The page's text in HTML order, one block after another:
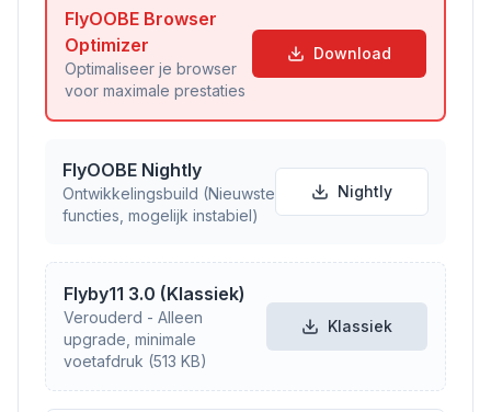
FlyOOBE Browser
Optimizer
Optimaliseer je browser
voor maximale prestaties
Download
FlyOOBE Nightly
Ontwikkelingsbuild (Nieuwste
functies, mogelijk instabiel)
Nightly
Flyby11 3.0 (Klassiek)
Verouderd - Alleen
upgrade, minimale
voetafdruk (513 KB)
Klassiek